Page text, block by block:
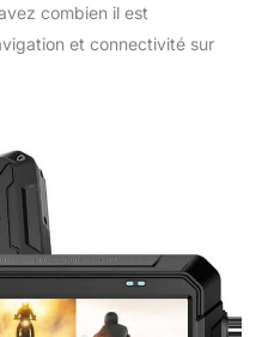
combien il est
et connectivité sur